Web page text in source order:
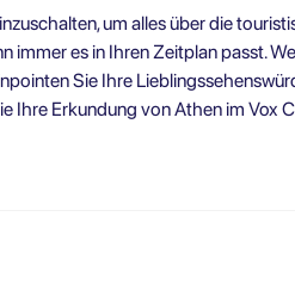
um alles über die
immer es in Ihren Zeitplan passt.
Sie Ihre
Ihre Erkundung von Athen im Vox